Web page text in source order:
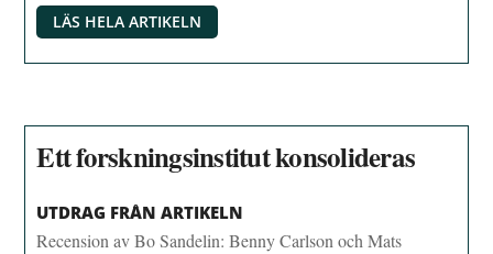
LÄS HELA ARTIKELN
Ett forskningsinstitut konsolideras
UTDRAG FRÅN ARTIKELN
Recension av Bo Sandelin: Benny Carlson och Mats